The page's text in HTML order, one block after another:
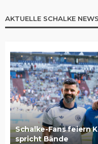
AKTUELLE SCHALKE NEWS
Schalke-Fans feiern
spricht Bände